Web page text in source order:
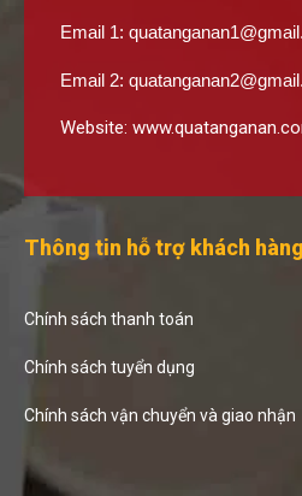
Email 1:
Email 2:
Website:
Thông tin hỗ trợ khách hàng
Chính sách thanh toán
Chính sách tuyển dụng
Chính sách vận chuyển và giao nhận